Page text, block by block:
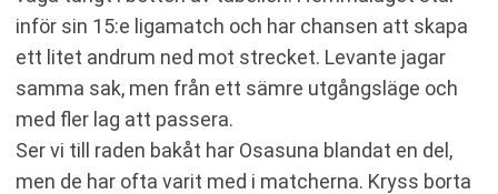
inför sin 15:e ligamatch och har chansen att skapa
ett litet andrum ned mot strecket. Levante jagar
samma sak, men från ett sämre utgångsläge och
med fler lag att passera.
Ser vi till raden bakåt har Osasuna blandat en del,
men de har ofta varit med i matcherna. Kryss borta